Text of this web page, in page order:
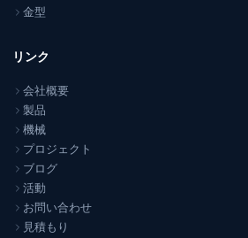
金型
リンク
会社概要
製品
機械
プロジェクト
ブログ
活動
お問い合わせ
見積もり